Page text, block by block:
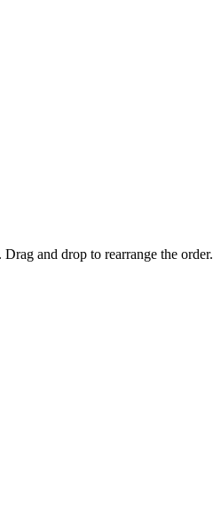
and drop to rearrange the order.